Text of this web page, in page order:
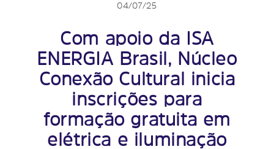
04/07/25
Com apoio da ISA
ENERGIA Brasil, Núcleo
Conexão Cultural inicia
inscrições para
formação gratuita em
elétrica e iluminação